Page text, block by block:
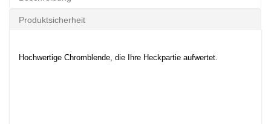
Produktsicherheit
Hochwertige Chromblende, die Ihre Heckpartie aufwertet.